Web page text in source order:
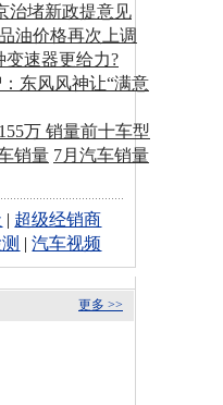
治堵新政提意见
油价格再次上调
变速器更给力?
东风风神让“满意
万 销量前十车型
销量 7月汽车销量
| 超级经销商
|汽车视频
更多 >>